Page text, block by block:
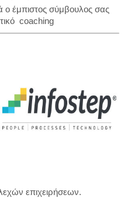
ο έμπιστος σύμβουλος σας
coaching
επιχειρήσεων.